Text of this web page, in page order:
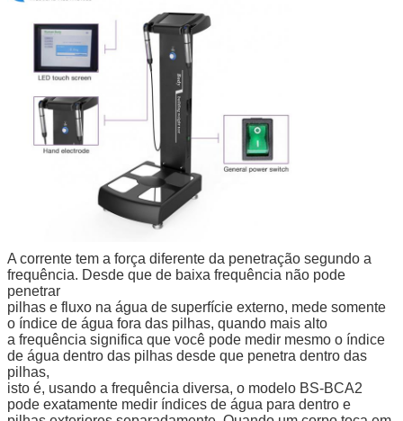
A corrente tem a força diferente da penetração segundo a
frequência. Desde que de baixa frequência não pode
penetrar
pilhas e fluxo na água de superfície externo, mede somente
o índice de água fora das pilhas, quando mais alto
a frequência significa que você pode medir mesmo o índice
de água dentro das pilhas desde que penetra dentro das
pilhas,
isto é, usando a frequência diversa, o modelo BS-BCA2
pode exatamente medir índices de água para dentro e